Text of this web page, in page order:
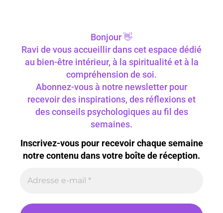
Bonjour 👋
Ravi de vous accueillir dans cet espace dédié
au bien-être intérieur, à la spiritualité et à la
compréhension de soi.
Abonnez-vous à notre newsletter pour
recevoir des inspirations, des réflexions et
des conseils psychologiques au fil des
semaines.
Inscrivez-vous pour recevoir chaque semaine
notre contenu dans votre boîte de réception.